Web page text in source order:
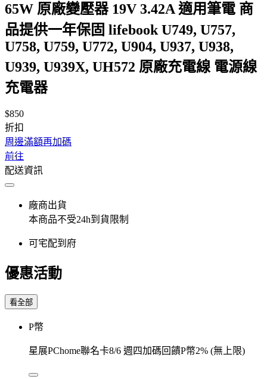
65W 原廠變壓器 19V 3.42A 適用筆電 商
品提供一年保固 lifebook U749, U757,
U758, U759, U772, U904, U937, U938,
U939, U939X, UH572 原廠充電線 電源線
充電器
$850
折扣
周邊滿額再加碼
前往
配送資訊
廠商出貨
本商品不受24h到貨限制
可宅配到府
優惠活動
看全部
P幣
星展PChome聯名卡8/6 週四加碼回饋P幣2% (無上限)